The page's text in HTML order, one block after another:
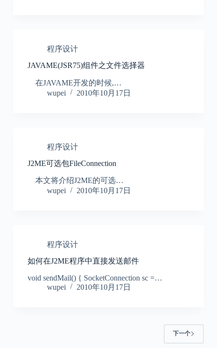
程序设计
JAVAME(JSR75)组件之文件选择器
在JAVAME开发的时候,…
wupei
2010年10月17日
程序设计
J2ME可选包FileConnection
本文将介绍J2ME的可选…
wupei
2010年10月17日
程序设计
如何在J2ME程序中直接发送邮件
void sendMail() { SocketConnection sc =…
wupei
2010年10月17日
下一个